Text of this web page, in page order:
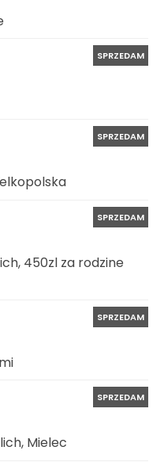
SPRZEDAM
SPRZEDAM
SPRZEDAM
450zl za rodzine
SPRZEDAM
SPRZEDAM
Mielec